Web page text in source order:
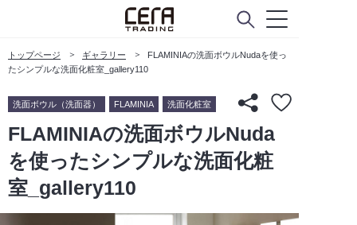
トップページ ギャラリー
FLAMINIAの洗面ボウルNudaを使っ
たシンプルな洗面化粧室_gallery110
洗面ボウル（洗面器） FLAMINIA 洗面化粧室
FLAMINIAの洗面ボウルNuda
を使ったシンプルな洗面化粧
室_gallery110